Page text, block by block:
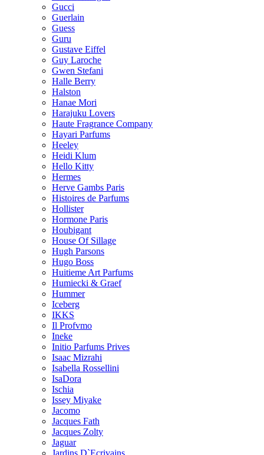
Gucci
Guerlain
Guess
Guru
Gustave Eiffel
Guy Laroche
Gwen Stefani
Halle Berry
Halston
Hanae Mori
Harajuku Lovers
Haute Fragrance Company
Hayari Parfums
Heeley
Heidi Klum
Hello Kitty
Hermes
Herve Gambs Paris
Histoires de Parfums
Hollister
Hormone Paris
Houbigant
House Of Sillage
Hugh Parsons
Hugo Boss
Huitieme Art Parfums
Humiecki & Graef
Hummer
Iceberg
IKKS
Il Profvmo
Ineke
Initio Parfums Prives
Isaac Mizrahi
Isabella Rossellini
IsaDora
Ischia
Issey Miyake
Jacomo
Jacques Fath
Jacques Zolty
Jaguar
Jardins D`Ecrivains